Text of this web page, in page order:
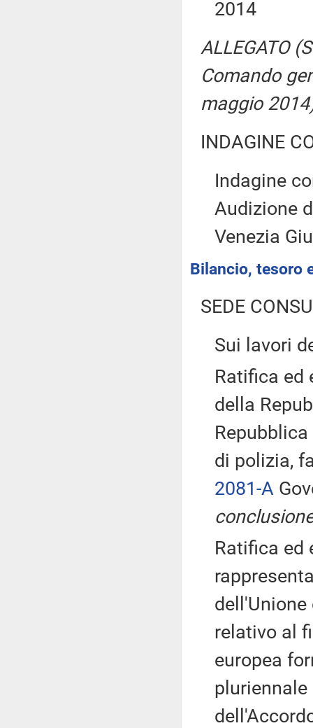
2014
ALLEGATO
Comando
maggio
INDAGINE
Indagine
Audizione
Venezia
Bilancio, tesoro
SEDE
Sui lavori
Ratifica ed
della
di polizia,
2081-A
Ratifica ed
relativo al
europea